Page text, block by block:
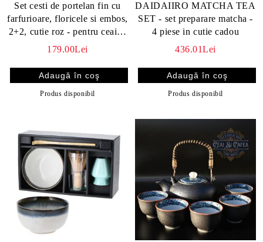
Set cesti de portelan fin cu
farfurioare, floricele si embos,
2+2, cutie roz - pentru ceai si
cafea
179.00Lei
Produs disponibil
DAIDAIIRO MATCHA TEA
SET - set preparare matcha -
4 piese in cutie cadou
436.01Lei
Produs disponibil